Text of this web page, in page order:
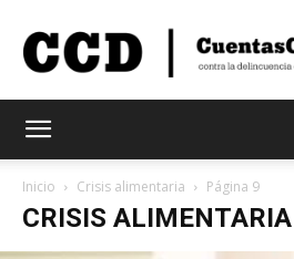
Claras
Inicio Crisis alimentaria Página 9
CRISIS ALIMENTARIA